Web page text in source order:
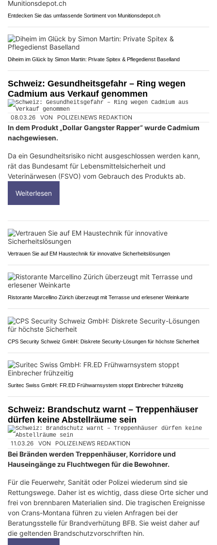
Entdecken Sie das umfassende Sortiment von Munitionsdepot.ch
Diheim im Glück by Simon Martin: Private Spitex & Pflegedienst Baselland
Schweiz: Gesundheitsgefahr – Ring wegen
Cadmium aus Verkauf genommen
08.03.26 VON POLIZEI.NEWS REDAKTION
In dem Produkt „Dollar Gangster Rapper“ wurde Cadmium
nachgewiesen.
Da ein Gesundheitsrisiko nicht ausgeschlossen werden kann,
rät das Bundesamt für Lebensmittelsicherheit und
Veterinärwesen (FSVO) vom Gebrauch des Produkts ab.
Weiterlesen
Vertrauen Sie auf EM Haustechnik für innovative Sicherheitslösungen
Ristorante Marcellino Zürich überzeugt mit Terrasse und erlesener Weinkarte
CPS Security Schweiz GmbH: Diskrete Security-Lösungen für höchste Sicherheit
Suritec Swiss GmbH: FR.ED Frühwarnsystem stoppt Einbrecher frühzeitig
Schweiz: Brandschutz warnt – Treppenhäuser
dürfen keine Abstellräume sein
11.03.26 VON POLIZEI.NEWS REDAKTION
Bei Bränden werden Treppenhäuser, Korridore und
Hauseingänge zu Fluchtwegen für die Bewohner.
Für die Feuerwehr, Sanität oder Polizei wiederum sind sie
Rettungswege. Daher ist es wichtig, dass diese Orte sicher und
frei von brennbaren Materialien sind. Die tragischen Ereignisse
von Crans-Montana führen zu vielen Anfragen bei der
Beratungsstelle für Brandverhütung BFB. Sie weist daher auf
die geltenden Brandschutzvorschriften hin.